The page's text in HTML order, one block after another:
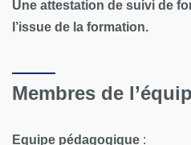
Une attestation de suivi de
l’issue de la formation.
Membres de
Equipe pédagogique :